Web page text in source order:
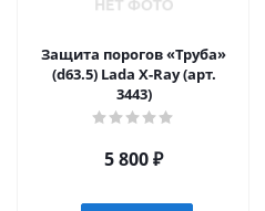
Защита порогов «Труба»
(d63.5) Lada X-Ray (арт.
3443)
5 800₽